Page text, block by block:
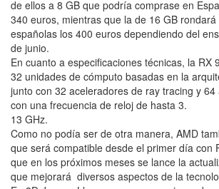
de ellos a 8 GB que podría comprase en
340 euros, mientras que la de 16 GB
españolas los 400 euros dependiendo del
de junio.
En cuanto a especificaciones técnicas, la RX
32 unidades de cómputo basadas en la
junto con 32 aceleradores de ray tracing y
con una frecuencia de reloj de hasta 3.
13 GHz.
Como no podía ser de otra manera, AMD
que será compatible desde el primer día con
que en los próximos meses se lance la
que mejorará diversos aspectos de la